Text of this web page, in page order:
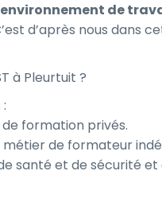
de
d’après nous dans
à Pleurtuit ?
formation privés.
métier de formateur
santé et de sécurité